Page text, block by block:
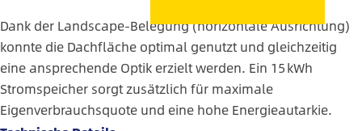
Dank der Landscape-Belegung (horizontale Ausrichtung)
konnte die Dachfläche optimal genutzt und gleichzeitig
eine ansprechende Optik erzielt werden. Ein 15 kWh
Stromspeicher sorgt zusätzlich für maximale
Eigenverbrauchsquote und eine hohe Energieautarkie.